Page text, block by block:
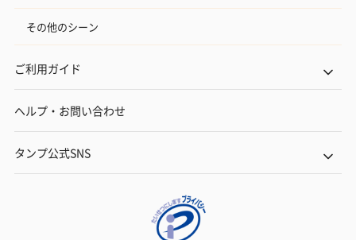
その他のシーン
ご利用ガイド
ヘルプ・お問い合わせ
タンプ公式SNS